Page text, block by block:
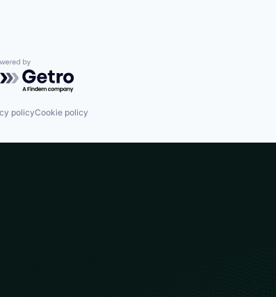
by Getro.com
policyCookie policy